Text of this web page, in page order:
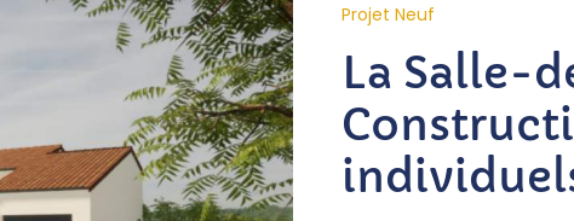
Projet Neuf
La Salle-